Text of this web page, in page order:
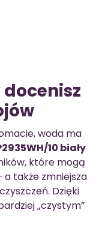
woda ma
10 biały
które mogą
także zmniejsza
Dzięki
„czystym”